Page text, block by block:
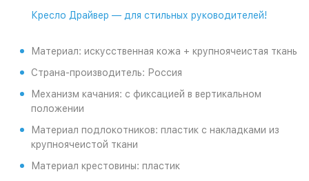
Кресло Драйвер — для стильных руководителей!
Материал: искусственная кожа + крупноячеистая ткань
Страна-производитель: Россия
Механизм качания: с фиксацией в вертикальном
положении
Материал подлокотников: пластик с накладками из
крупноячеистой ткани
Материал крестовины: пластик